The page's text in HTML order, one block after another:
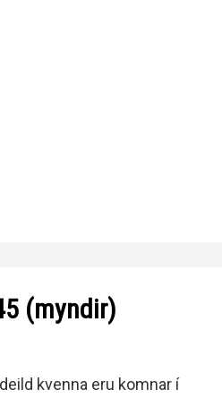
(myndir)
kvenna eru komnar í